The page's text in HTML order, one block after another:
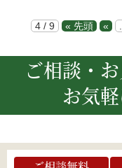
4 / 9 « 先頭 «
ご相談・
お気